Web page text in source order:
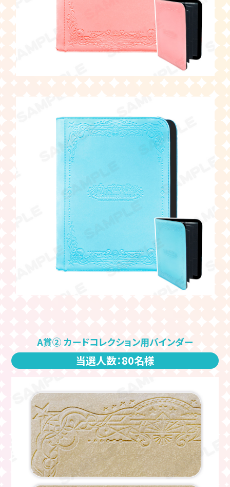
A賞② カードコレクション用バインダー
当選人数：80名様